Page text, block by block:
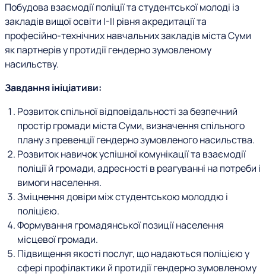
Побудова взаємодії поліції та студентської молоді із
закладів вищої освіти І-ІІ рівня акредитації та
професійно-технічних навчальних закладів міста Суми
як партнерів у протидії гендерно зумовленому
насильству.
Завдання ініціативи:
Розвиток спільної відповідальності за безпечний
простір громади міста Суми, визначення спільного
плану з превенції гендерно зумовленого насильства.
Розвиток навичок успішної комунікації та взаємодії
поліції й громади, адресності в реагуванні на потреби і
вимоги населення.
Зміцнення довіри між студентською молоддю і
поліцією.
Формування громадянської позиції населення
місцевої громади.
Підвищення якості послуг, що надаються поліцією у
сфері профілактики й протидії гендерно зумовленому